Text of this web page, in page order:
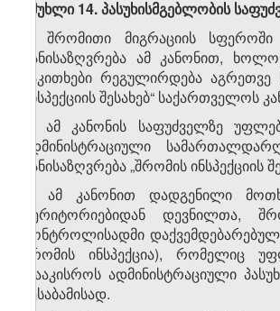
„მუხლი 14. პასუხისმგებლობის
1. შრომითი მიგრაციის
განისაზღვრება ამ კანონით,
საკითხები რეგულირდება
ინსპექციის შესახებ“ საქართველოს
2. ამ კანონის საფუძველზე
ადმინისტრაციული
განისაზღვრება „შრომის
3. ამ კანონით დადგენილი
ტერიტორიებიდან დევნილთა,
კონტროლისადმი
შრომის ინსპექცია), რომელიც
დააკისროს ადმინისტრაციული
შესაბამისად.